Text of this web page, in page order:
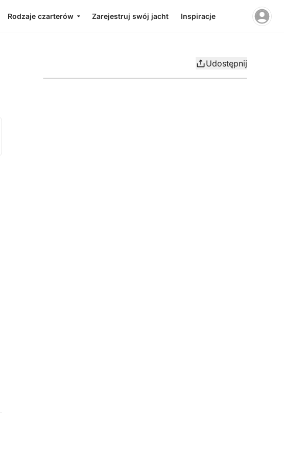
Rodzaje czarterów Zarejestruj swój jacht Inspiracje
Udostępnij